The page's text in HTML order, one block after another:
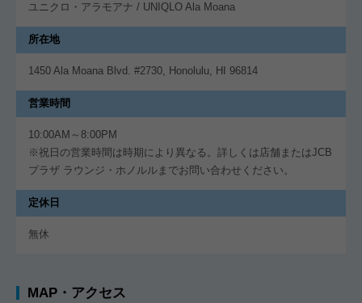
ユニクロ・アラモアナ / UNIQLO Ala Moana
所在地
1450 Ala Moana Blvd. #2730, Honolulu, HI 96814
営業時間
10:00AM～8:00PM
※祝日の営業時間は時期により異なる。詳しくは店舗またはJCB
プラザ ラウンジ・ホノルルまでお問い合わせください。
定休日
無休
MAP・アクセス